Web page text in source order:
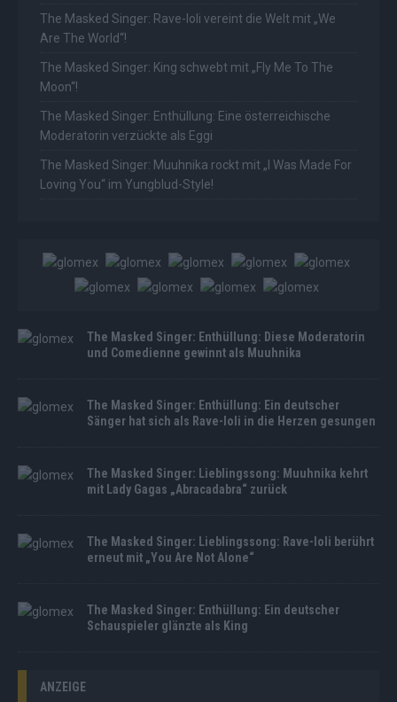
The Masked Singer: Rave-Ioli vereint die Welt mit „We
Are The World“!
The Masked Singer: King schwebt mit „Fly Me To The
Moon“!
The Masked Singer: Enthüllung: Eine österreichische
Moderatorin verzückte als Eggi
The Masked Singer: Muuhnika rockt mit „I Was Made For
Loving You“ im Yungblud-Style!
The Masked Singer: Enthüllung: Diese Moderatorin
und Comedienne gewinnt als Muuhnika
The Masked Singer: Enthüllung: Ein deutscher
Sänger hat sich als Rave-Ioli in die Herzen gesungen
The Masked Singer: Lieblingssong: Muuhnika kehrt
mit Lady Gagas „Abracadabra“ zurück
The Masked Singer: Lieblingssong: Rave-Ioli berührt
erneut mit „You Are Not Alone“
The Masked Singer: Enthüllung: Ein deutscher
Schauspieler glänzte als King
ANZEIGE